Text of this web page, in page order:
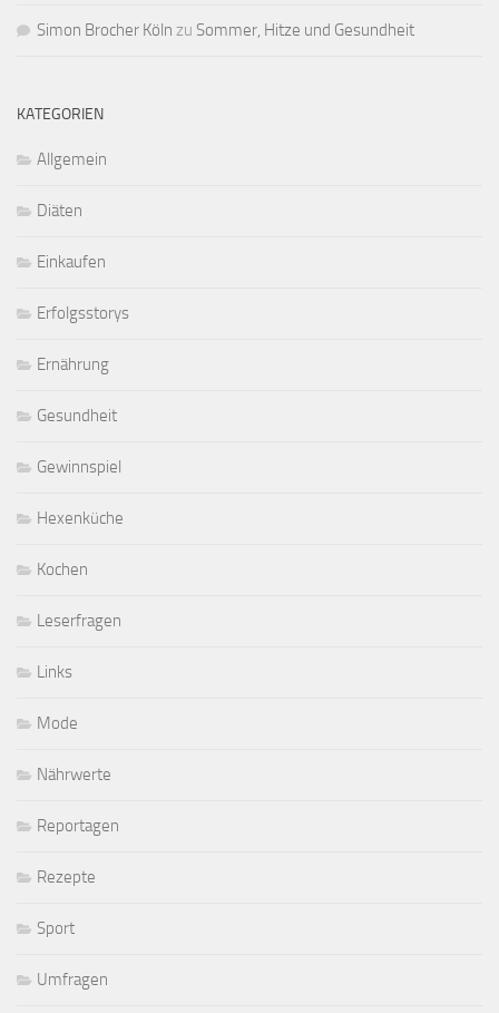
Simon Brocher Köln zu Sommer, Hitze und Gesundheit
KATEGORIEN
Allgemein
Diäten
Einkaufen
Erfolgsstorys
Ernährung
Gesundheit
Gewinnspiel
Hexenküche
Kochen
Leserfragen
Links
Mode
Nährwerte
Reportagen
Rezepte
Sport
Umfragen